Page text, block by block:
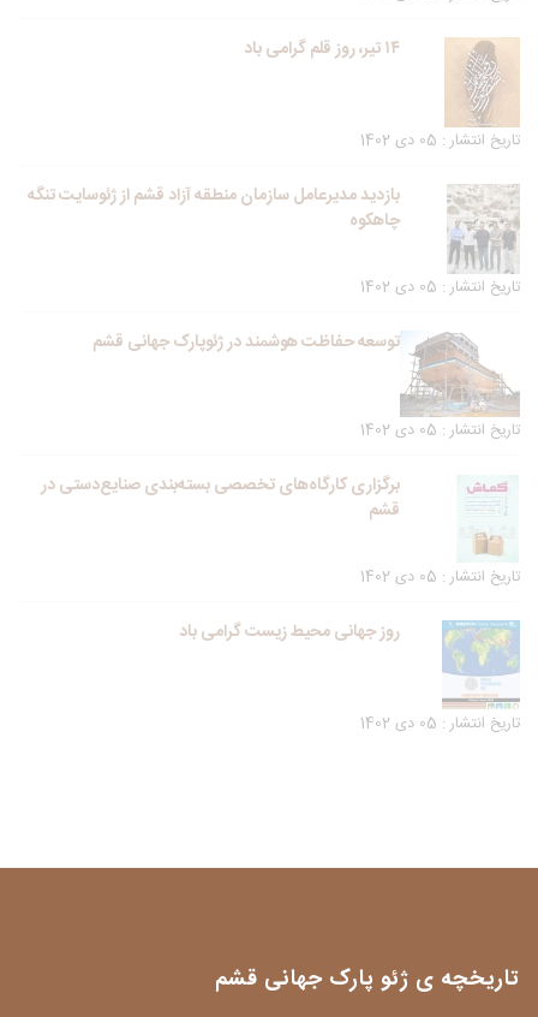
۱۴ تیر، روز قلم گرامی باد
تاریخ انتشار : 05 دی 1402
بازدید مدیرعامل سازمان منطقه آزاد قشم از ژئوسایت تنگه
چاهکوه
تاریخ انتشار : 05 دی 1402
توسعه حفاظت هوشمند در ژئوپارک جهانی قشم
تاریخ انتشار : 05 دی 1402
برگزاری کارگاه‌های تخصصی بسته‌بندی صنایع‌دستی در
قشم
تاریخ انتشار : 05 دی 1402
روز جهانی محیط زیست گرامی باد
تاریخ انتشار : 05 دی 1402
تاریخچه ی ژئو پارک جهانی قشم